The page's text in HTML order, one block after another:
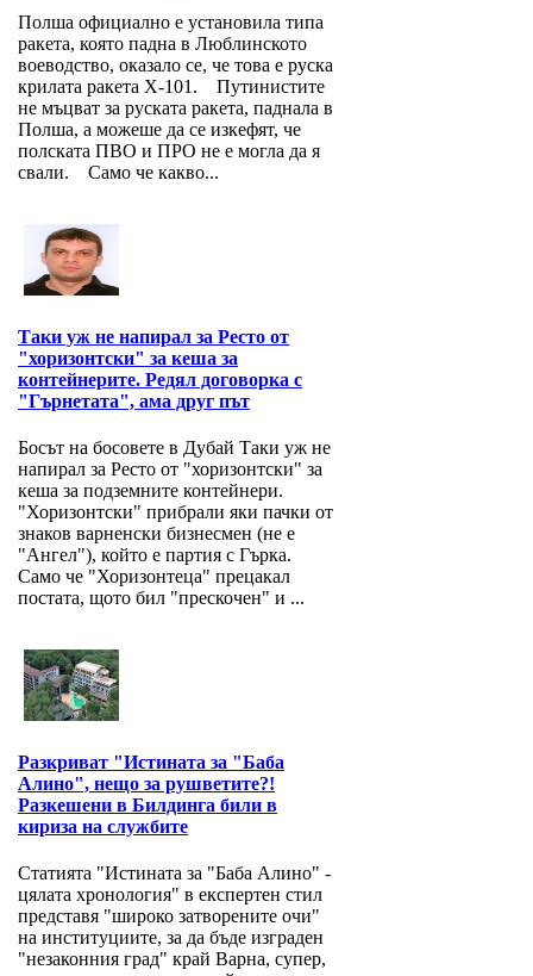
Полша официално е установила типа
ракета, която падна в Люблинското
воеводство, оказало се, че това е руска
крилата ракета Х-101. Путинистите
не мъцват за руската ракета, паднала в
Полша, а можеше да се изкефят, че
полската ПВО и ПРО не е могла да я
свали. Само че какво...
Таки уж не напирал за Ресто от
"хоризонтски" за кеша за
контейнерите. Редял договорка с
"Гърнетата", ама друг път
Босът на босовете в Дубай Таки уж не
напирал за Ресто от "хоризонтски" за
кеша за подземните контейнери.
"Хоризонтски" прибрали яки пачки от
знаков варненски бизнесмен (не е
"Ангел"), който е партия с Гърка.
Само че "Хоризонтеца" прецакал
постата, щото бил "прескочен" и ...
Разкриват "Истината за "Баба
Алино", нещо за рушветите?!
Разкешени в Билдинга били в
кириза на службите
Статията "Истината за "Баба Алино" -
цялата хронология" в експертен стил
представя "широко затворените очи"
на институциите, за да бъде изграден
"незаконния град" край Варна, супер,